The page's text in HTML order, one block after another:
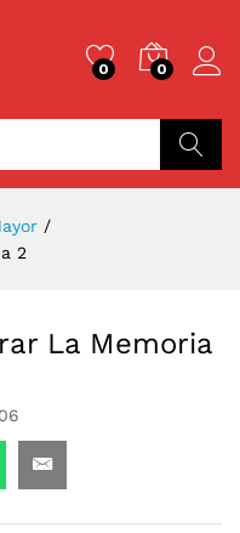
0 0
/
2
La Memoria